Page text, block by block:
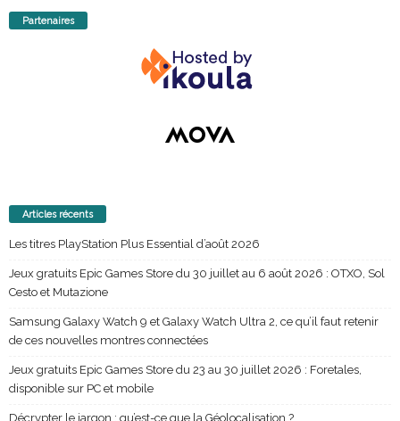
Partenaires
Articles récents
Les titres PlayStation Plus Essential d’août 2026
Jeux gratuits Epic Games Store du 30 juillet au 6 août 2026 : OTXO, Sol
Cesto et Mutazione
Samsung Galaxy Watch 9 et Galaxy Watch Ultra 2, ce qu’il faut retenir
de ces nouvelles montres connectées
Jeux gratuits Epic Games Store du 23 au 30 juillet 2026 : Foretales,
disponible sur PC et mobile
Décrypter le jargon : qu’est-ce que la Géolocalisation ?